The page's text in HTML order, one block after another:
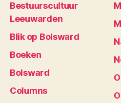
Bestuurscultuur
Leeuwarden
Blik op Bolsward
Boeken
Bolsward
Columns